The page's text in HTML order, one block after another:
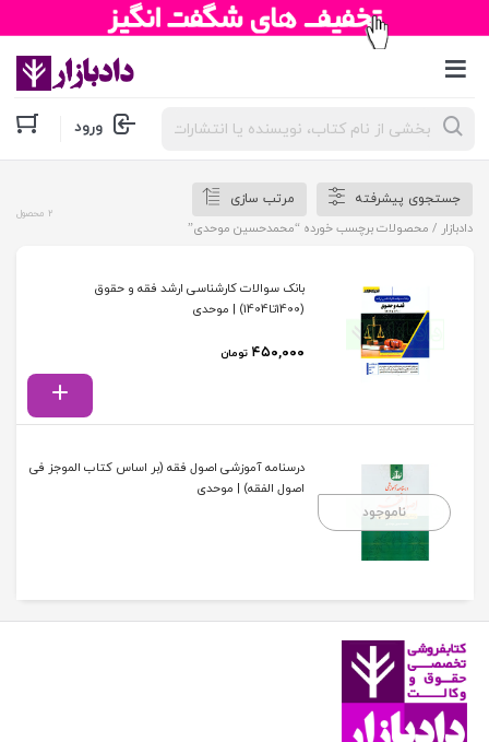
جستجوی
محصولات ورود
جستجوی پیشرفته
مرتب سازی
دادبازار / محصولات برچسب خورده “محمدحسین موحدی”
2 محصول
بانک سوالات کارشناسی ارشد فقه و حقوق
(1400تا1404) | موحدی
۴۵۰,۰۰۰ تومان
ناموجود
درسنامه آموزشی اصول فقه (بر اساس کتاب الموجز فی
اصول الفقه) | موحدی